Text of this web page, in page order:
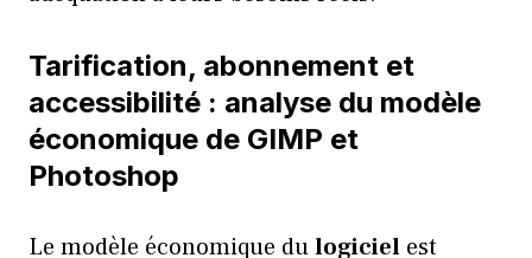
Tarification, abonnement et
accessibilité : analyse du modèle
économique de GIMP et
Photoshop
Le modèle économique dulogiciel est